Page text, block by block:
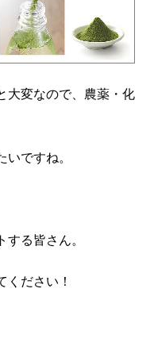
大変なので、農薬・化
いですね。
る皆さん。
ください！